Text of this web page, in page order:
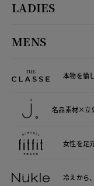
LADIES
MENS
本物を愉
名品素材×立
女性を足
冷えから、